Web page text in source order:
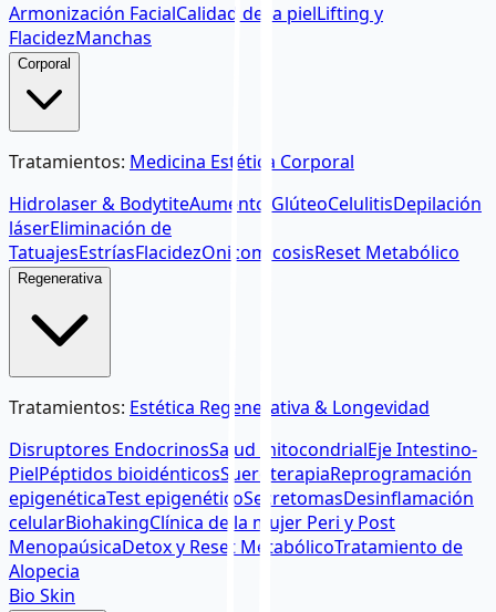
Armonización FacialCalidad de la pielLifting y
FlacidezManchas
Corporal
Tratamientos: Medicina Estética Corporal
Hidrolaser & BodytiteAumento GlúteoCelulitisDepilación
láserEliminación de
TatuajesEstríasFlacidezOnicomicosisReset Metabólico
Regenerativa
Tratamientos: Estética Regenerativa & Longevidad
Disruptores EndocrinosSalud mitocondrialEje Intestino-
PielPéptidos bioidénticosSueroterapiaReprogramación
epigenéticaTest epigenéticoSecretomasDesinflamación
celularBiohakingClínica de la mujer Peri y Post
MenopaúsicaDetox y Reset MetabólicoTratamiento de
Alopecia
Bio Skin